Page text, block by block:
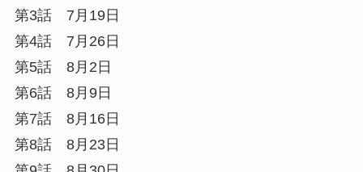
第3話 7月19日
第4話 7月26日
第5話 8月2日
第6話 8月9日
第7話 8月16日
第8話 8月23日